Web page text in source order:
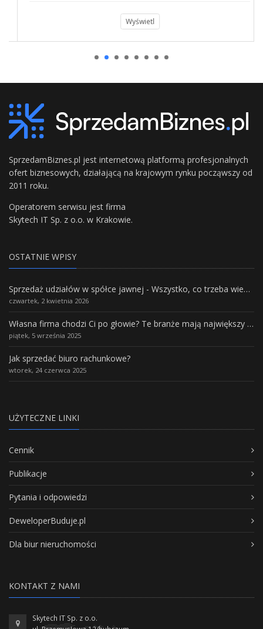
Wyświetl
SprzedamBiznes.pl jest internetową platformą profesjonalnych
ofert biznesowych, działającą na krajowym rynku począwszy od
2011 roku.
Operatorem serwisu jest firma
Skytech IT Sp. z o.o. w Krakowie.
OSTATNIE WPISY
Sprzedaż udziałów w spółce jawnej - Wszystko, co trzeba wiedzieć.
czwartek, 2 kwietnia 2026
Własna firma chodzi Ci po głowie? Te branże mają największy potencjał rozwoju
piątek, 5 września 2025
Jak sprzedać biuro rachunkowe?
wtorek, 24 czerwca 2025
UŻYTECZNE LINKI
Cennik
Publikacje
Pytania i odpowiedzi
DeweloperBuduje.pl
Dla biur nieruchomości
KONTAKT Z NAMI
Skytech IT Sp. z o.o.